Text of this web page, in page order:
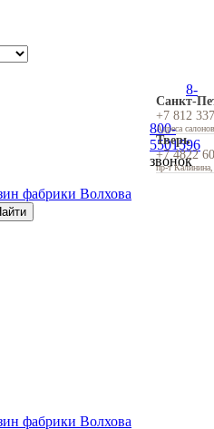
Санкт-
+7 812
Адреса
Тверь
+7 4822
пр-т
8-
800-
5501596
звонок